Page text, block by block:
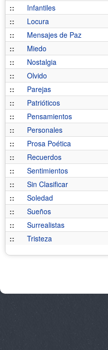
::
Infantiles
::
Locura
::
Mensajes de Paz
::
Miedo
::
Nostalgia
::
Olvido
::
Parejas
::
Patrióticos
::
Pensamientos
::
Personales
::
Prosa Poética
::
Recuerdos
::
Sentimientos
::
Sin Clasificar
::
Soledad
::
Sueños
::
Surrealistas
::
Tristeza